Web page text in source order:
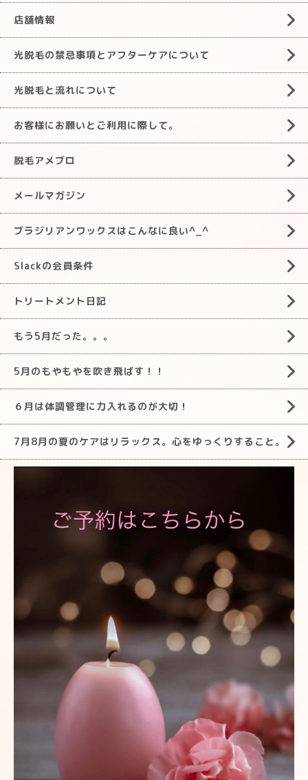
店舗情報
光脱毛の禁忌事項とアフターケアについて
光脱毛と流れについて
お客様にお願いとご利用に際して。
脱毛アメブロ
メールマガジン
ブラジリアンワックスはこんなに良い^_^
Slackの会員条件
トリートメント日記
もう5月だった。。。
5月のもやもやを吹き飛ばす！！
６月は体調管理に力入れるのが大切！
7月8月の夏のケアはリラックス。心をゆっくりすること。